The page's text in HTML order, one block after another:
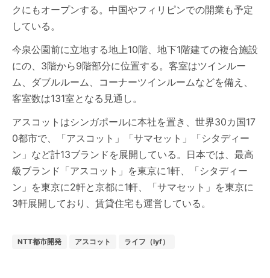
クにもオープンする。中国やフィリピンでの開業も予定
している。
今泉公園前に立地する地上10階、地下1階建ての複合施設
にの、3階から9階部分に位置する。客室はツインルー
ム、ダブルルーム、コーナーツインルームなどを備え、
客室数は131室となる見通し。
アスコットはシンガポールに本社を置き、世界30カ国17
0都市で、「アスコット」「サマセット」「シタディー
ン」など計13ブランドを展開している。日本では、最高
級ブランド「アスコット」を東京に1軒、「シタディー
ン」を東京に2軒と京都に1軒、「サマセット」を東京に
3軒展開しており、賃貸住宅も運営している。
NTT都市開発 アスコット ライフ（lyf）